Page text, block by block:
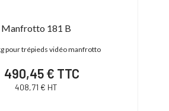
Manfrotto 181 B
pour trépieds vidéo manfrotto
490,45 € TTC
408,71 € HT